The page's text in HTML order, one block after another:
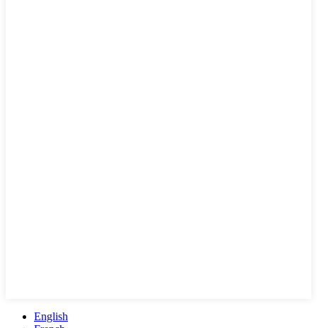
English